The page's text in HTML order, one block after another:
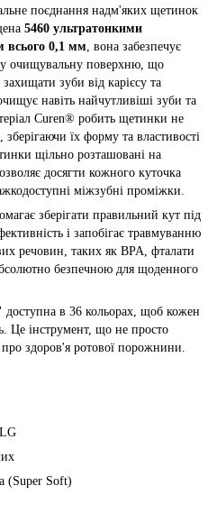
поєднання надм'яких щетинок
5460 ультратонкими
всього 0,1 мм , вона забезпечує
очищувальну поверхню, що
зуби від карієсу та
навіть найчутливіші зуби та
Curen® робить щетинки не
їх форму та властивості
щільно розташовані на
досягти кожного куточка
міжзубні проміжки.
зберігати правильний кут під
і запобігає травмуванню
речовин, таких як BPA, фталати
безпечною для щоденного
доступна в 36 кольорах, щоб кожен
Це інструмент, що не просто
здоров'я ротової порожнини.
(Super Soft)